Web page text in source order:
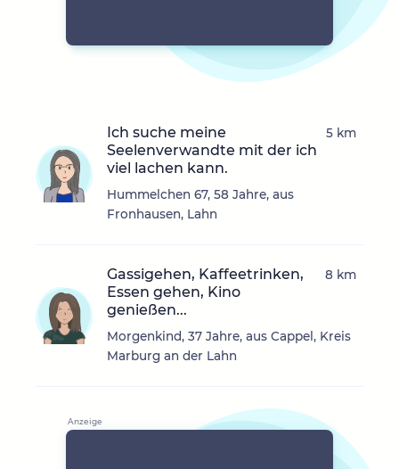
Ich suche meine
Seelenverwandte mit der ich
viel lachen kann.
Hummelchen 67, 58 Jahre, aus
Fronhausen, Lahn
5 km
Gassigehen, Kaffeetrinken,
Essen gehen, Kino
genießen...
Morgenkind, 37 Jahre, aus Cappel, Kreis
Marburg an der Lahn
8 km